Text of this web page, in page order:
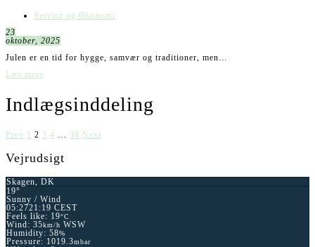
Service og Økonomi
23
oktober, 2025
Julen er en tid for hygge, samvær og traditioner, men…
Læs mere
Indlægsinddeling
Prev 1 2 3 4 … 38 Next
Vejrudsigt
Skagen, DK
19°
Sunny / Wind
05:2721:19 CEST
Feels like: 19°C
Wind: 35km/h WSW
Humidity: 58%
Pressure: 1019.3mbar